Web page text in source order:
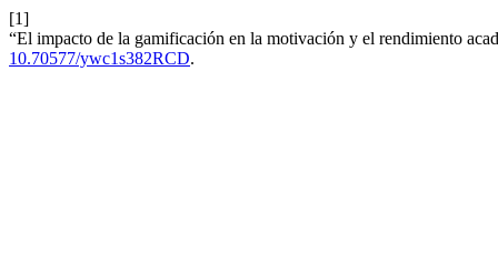
[1]
“El impacto de la gamificación en la motivación y el rendimiento
10.70577/ywc1s382RCD.